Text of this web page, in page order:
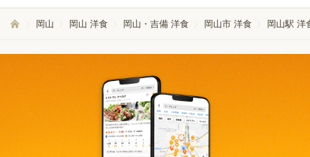
岡山 岡山 洋食 岡山・吉備 洋食 岡山市 洋食 岡山駅 洋